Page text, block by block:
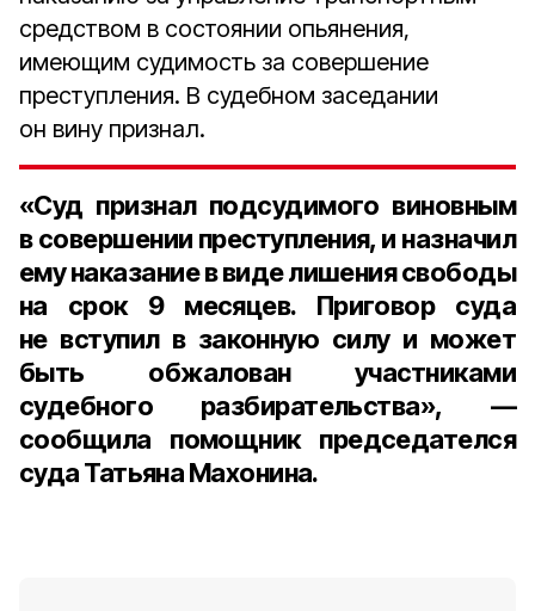
средством в состоянии опьянения,
имеющим судимость за совершение
преступления. В судебном заседании
он вину признал.
«Суд признал подсудимого виновным
в совершении преступления, и назначил
ему наказание в виде лишения свободы
на срок 9 месяцев. Приговор суда
не вступил в законную силу и может
быть обжалован участниками
судебного разбирательства», —
сообщила помощник председателся
суда Татьяна Махонина.